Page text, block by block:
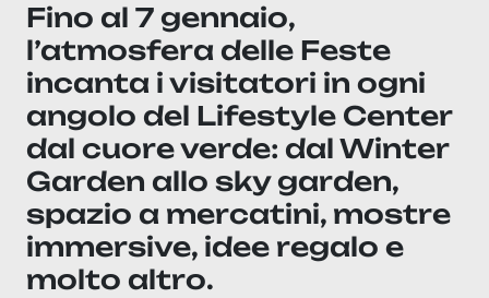
Fino al 7 gennaio,
l’atmosfera delle Feste
incanta i visitatori in ogni
angolo del Lifestyle Center
dal cuore verde: dal Winter
Garden allo sky garden,
spazio a mercatini, mostre
immersive, idee regalo e
molto altro.